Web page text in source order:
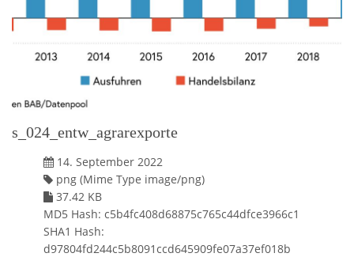
s_024_entw_agrarexporte
14. September 2022
png (Mime Type image/png)
37.42 KB
MD5 Hash: c5b4fc408d68875c765c44dfce3966c1
SHA1 Hash:
d97804fd244c5b8091ccd645909fe07a37ef018b